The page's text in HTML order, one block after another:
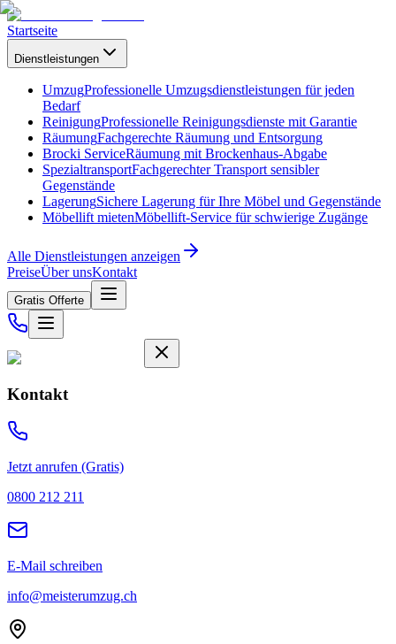
Startseite
Dienstleistungen
UmzugProfessionelle Umzugsdienstleistungen für jeden
Bedarf
ReinigungProfessionelle Reinigungsdienste mit Garantie
RäumungFachgerechte Räumung und Entsorgung
Brocki ServiceRäumung mit Brockenhaus-Abgabe
SpezialtransportFachgerechter Transport sensibler
Gegenstände
LagerungSichere Lagerung für Ihre Möbel und Gegenstände
Möbellift mietenMöbellift-Service für schwierige Zugänge
Alle Dienstleistungen anzeigen
PreiseÜber unsKontakt
Gratis Offerte
Kontakt
Jetzt anrufen (Gratis)
0800 212 211
E-Mail schreiben
info@meisterumzug.ch